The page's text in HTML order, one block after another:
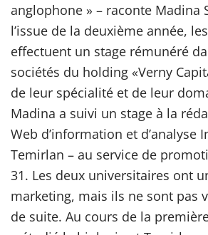
anglophone » – raconte Madina
l’issue de la deuxième année,
effectuent un stage rémunéré
sociétés du holding «Verny
de leur spécialité et de leur
Madina a suivi un stage à la
Web d’information et d’analyse
Temirlan – au service de
31. Les deux universitaires ont
marketing, mais ils ne sont pas
de suite. Au cours de la